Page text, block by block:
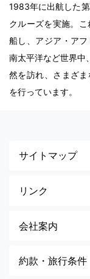
1983年に出航した
クルーズを実施。
船し、アジア・ア
南太平洋など世界中
然を訪れ、さまざ
を行っています。
サイトマップ
リンク
会社案内
約款・旅行条件